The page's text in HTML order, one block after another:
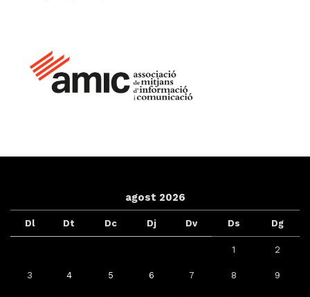
agost 2026
Dl Dt Dc Dj Dv Ds Dg
1 2
3 4 5 6 7 8 9